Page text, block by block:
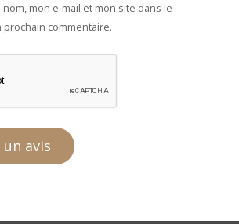
mon e-mail et mon site dans le
commentaire.